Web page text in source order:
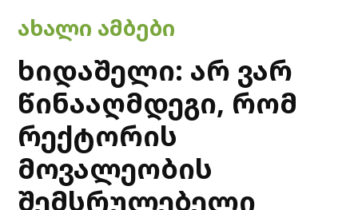
POSTED
IN
ᲐᲮᲐᲚᲘ ᲐᲛᲑᲔᲑᲘ
ხიდაშელი: არ ვარ
წინააღმდეგი, რომ
რექტორის
მოვალეობის
შემსრულებელი